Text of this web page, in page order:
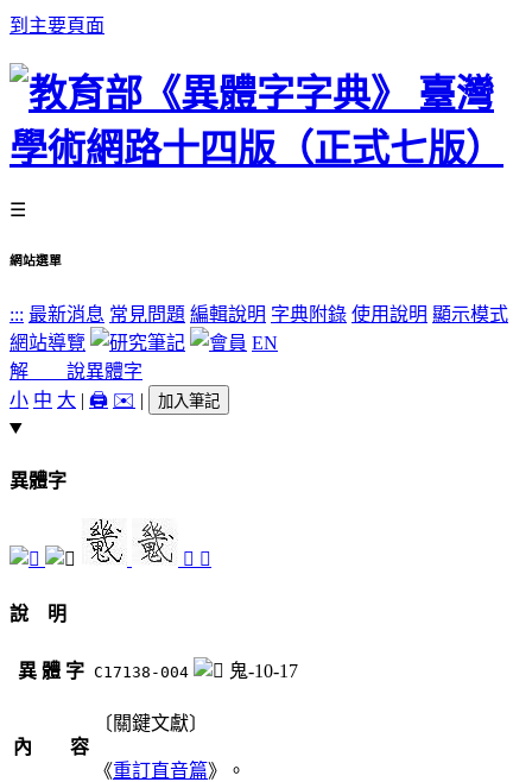
到主要頁面
☰
網站選單
::: 最新消息 常見問題 編輯說明 字典附錄 使用說明 顯示模式
網站導覽
EN
解 說異體字
小 中 大 | 🖨️ ✉️ | 加入筆記
異體字
𩴆 魕
說 明
異 體 字 C17138-004 鬼-10-17
內 容
〔關鍵文獻〕
《重訂直音篇》。